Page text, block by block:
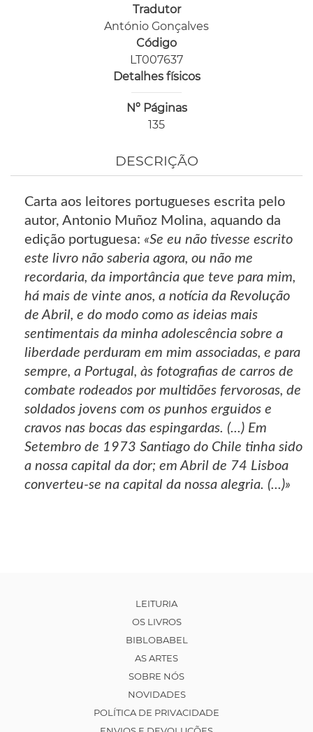
Tradutor
António Gonçalves
Código
LT007637
Detalhes físicos
Nº Páginas
135
DESCRIÇÃO
Carta aos leitores portugueses escrita pelo
autor, Antonio Muñoz Molina, aquando da
edição portuguesa: «Se eu não tivesse escrito
este livro não saberia agora, ou não me
recordaria, da importância que teve para mim,
há mais de vinte anos, a notícia da Revolução
de Abril, e do modo como as ideias mais
sentimentais da minha adolescência sobre a
liberdade perduram em mim associadas, e para
sempre, a Portugal, às fotografias de carros de
combate rodeados por multidões fervorosas, de
soldados jovens com os punhos erguidos e
cravos nas bocas das espingardas. (...) Em
Setembro de 1973 Santiago do Chile tinha sido
a nossa capital da dor; em Abril de 74 Lisboa
converteu-se na capital da nossa alegria. (...)»
LEITURIA
OS LIVROS
BIBLOBABEL
AS ARTES
SOBRE NÓS
NOVIDADES
POLÍTICA DE PRIVACIDADE